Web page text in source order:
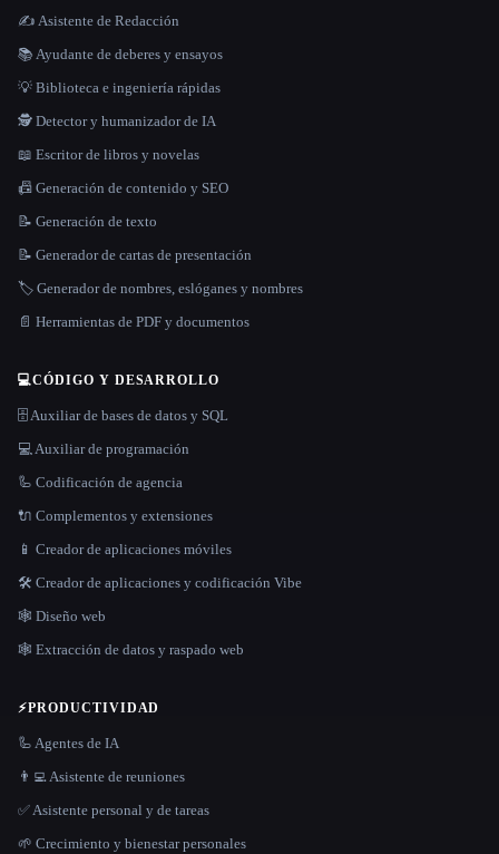
✍️ Asistente de Redacción
📚 Ayudante de deberes y ensayos
💡 Biblioteca e ingeniería rápidas
🕵️ Detector y humanizador de IA
📖 Escritor de libros y novelas
📠 Generación de contenido y SEO
📝 Generación de texto
📝 Generador de cartas de presentación
🏷️ Generador de nombres, eslóganes y nombres
📄 Herramientas de PDF y documentos
💻CÓDIGO Y DESARROLLO
🗄️ Auxiliar de bases de datos y SQL
💻 Auxiliar de programación
🦾 Codificación de agencia
🔌 Complementos y extensiones
📱 Creador de aplicaciones móviles
🛠️ Creador de aplicaciones y codificación Vibe
🕸 Diseño web
🕸️ Extracción de datos y raspado web
⚡PRODUCTIVIDAD
🦾 Agentes de IA
👨‍💻 Asistente de reuniones
✅ Asistente personal y de tareas
🌱 Crecimiento y bienestar personales